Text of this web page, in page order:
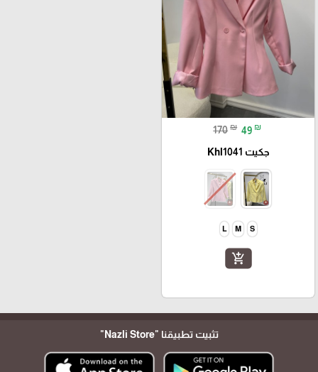
170 ₪ 49 ₪
جكيت Khl1041
S
M
L
add_shopping_cart
تثبيت تطبيقنا "Nazli Store"